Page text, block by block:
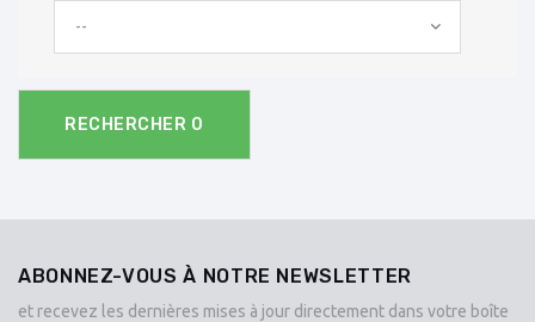
--
RECHERCHER 0
ABONNEZ-VOUS À NOTRE NEWSLETTER
et recevez les dernières mises à jour directement dans votre boîte